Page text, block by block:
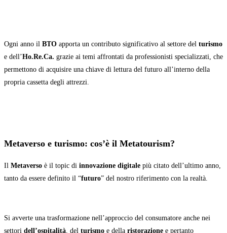
Ogni anno il BTO apporta un contributo significativo al settore del turismo
e dell’Ho.Re.Ca. grazie ai temi affrontati da professionisti specializzati, che
permettono di acquisire una chiave di lettura del futuro all’interno della
propria cassetta degli attrezzi.
Metaverso e turismo: cos’è il Metatourism?
Il Metaverso è il topic di innovazione digitale più citato dell’ultimo anno,
tanto da essere definito il “futuro” del nostro riferimento con la realtà.
Si avverte una trasformazione nell’approccio del consumatore anche nei
settori dell’ospitalità, del turismo e della ristorazione e pertanto